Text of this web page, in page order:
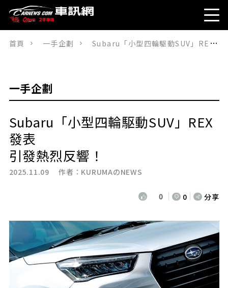
首頁 一手企劃 Subaru「小型四輪駆動SUV」REX 發表引發熱烈反響！
一手企劃
Subaru「小型四輪駆動SUV」REX
發表
引發熱烈反響！
2025.11.09 作者： KURUMAのNEWS
0 0 分享